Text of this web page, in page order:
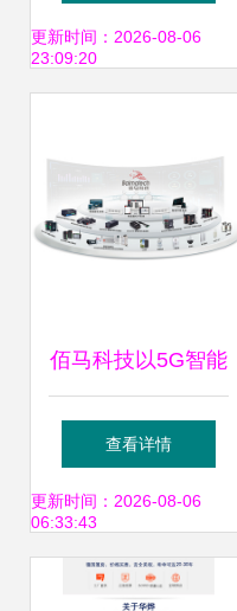
的平台优势与发展
更新时间：2026-08-06
23:09:20
佰马科技以5G智能
网关驱动行业创
新，亮相厦门物联
网协会年会并开启
查看详情
更新时间：2026-08-06
06:33:43